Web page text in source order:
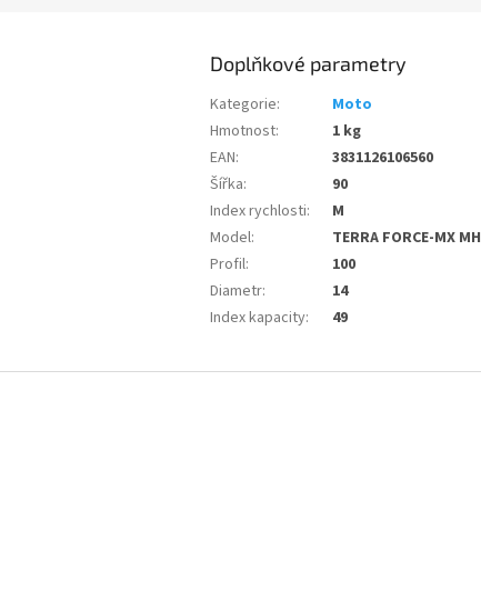
Doplňkové parametry
Kategorie:
Moto
Hmotnost:
1 kg
EAN:
3831126106560
Šířka:
90
Index rychlosti:
M
Model:
TERRA FORCE-MX MH
Profil:
100
Diametr:
14
Index kapacity: 49